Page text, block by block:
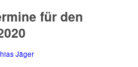
für den
Jäger